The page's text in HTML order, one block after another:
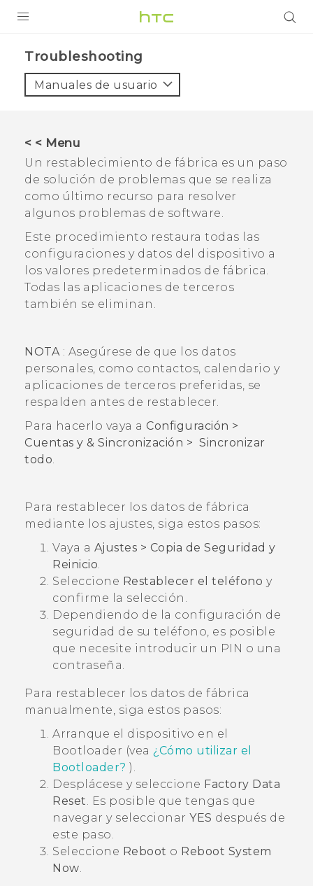
VIVE
ACCESORIO
AYUDA
HTC Devices & Accessories
Video Tutorials
Troubleshooting‎
Manuales de usuario
< < Menu
Un restablecimiento de fábrica es un paso
de solución de problemas que se realiza
como último recurso para resolver
algunos problemas de software.
Este procedimiento restaura todas las
configuraciones y datos del dispositivo a
los valores predeterminados de fábrica.
Todas las aplicaciones de terceros
también se eliminan.
NOTA : Asegúrese de que los datos
personales, como contactos, calendario y
aplicaciones de terceros preferidas, se
respalden antes de restablecer.
Para hacerlo vaya a Configuración >
Cuentas y & Sincronización > Sincronizar
todo.
Para restablecer los datos de fábrica
mediante los ajustes, siga estos pasos:
Vaya a Ajustes > Copia de Seguridad y
Reinicio.
Seleccione Restablecer el teléfono y
confirme la selección.
Dependiendo de la configuración de
seguridad de su teléfono, es posible
que necesite introducir un PIN o una
contraseña.
Para restablecer los datos de fábrica
manualmente, siga estos pasos:
Arranque el dispositivo en el
Bootloader (vea ¿Cómo utilizar el
Bootloader? ).
Desplácese y seleccione Factory Data
Reset. Es posible que tengas que
navegar y seleccionar YES después de
este paso.
Seleccione Reboot o Reboot System
Now.